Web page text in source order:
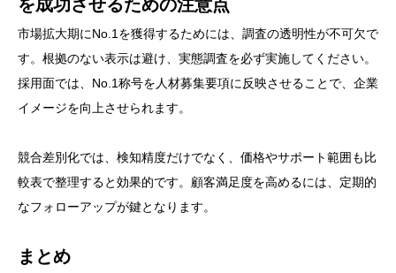
を成功させるための注意点
市場拡大期にNo.1を獲得するためには、調査の透明性が不可欠で
す。根拠のない表示は避け、実態調査を必ず実施してください。
採用面では、No.1称号を人材募集要項に反映させることで、企業
イメージを向上させられます。
競合差別化では、検知精度だけでなく、価格やサポート範囲も比
較表で整理すると効果的です。顧客満足度を高めるには、定期的
なフォローアップが鍵となります。
まとめ